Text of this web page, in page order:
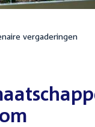
vergaderingen